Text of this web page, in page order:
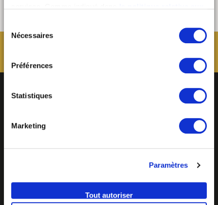
cliquant sur « tout autoriser » ; vous refusez ce dépôt de
cookies (sauf cookies nécessaires) en cliquant sur « tout
paramétrer vos choix en fonction de la finalité des
autoriser ma sélection ». Vous pouvez retirer votre
consentement à tout moment via notre outil de
relative aux cookies sous l’onglet « mentions légales ».
Nécessaires
Préférences
Statistiques
Marketing
Paramètres
Tout autoriser
MOB HOTEL se développe en un véritable mouvement